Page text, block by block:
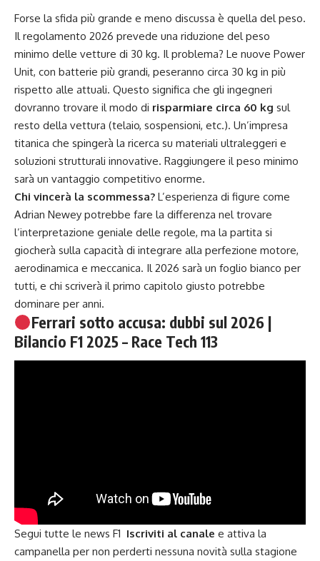
Forse la sfida più grande e meno discussa è quella del peso.
Il regolamento 2026 prevede una riduzione del peso
minimo delle vetture di 30 kg. Il problema? Le nuove Power
Unit, con batterie più grandi, peseranno circa 30 kg in più
rispetto alle attuali. Questo significa che gli ingegneri
dovranno trovare il modo di risparmiare circa 60 kg sul
resto della vettura (telaio, sospensioni, etc.). Un’impresa
titanica che spingerà la ricerca su materiali ultraleggeri e
soluzioni strutturali innovative. Raggiungere il peso minimo
sarà un vantaggio competitivo enorme.
Chi vincerà la scommessa? L’esperienza di figure come
Adrian Newey potrebbe fare la differenza nel trovare
l’interpretazione geniale delle regole, ma la partita si
giocherà sulla capacità di integrare alla perfezione motore,
aerodinamica e meccanica. Il 2026 sarà un foglio bianco per
tutti, e chi scriverà il primo capitolo giusto potrebbe
dominare per anni.
Ferrari sotto accusa: dubbi sul 2026 |
Bilancio F1 2025 – Race Tech 113
Segui tutte le news F1 Iscriviti al canale e attiva la
campanella per non perderti nessuna novità sulla stagione